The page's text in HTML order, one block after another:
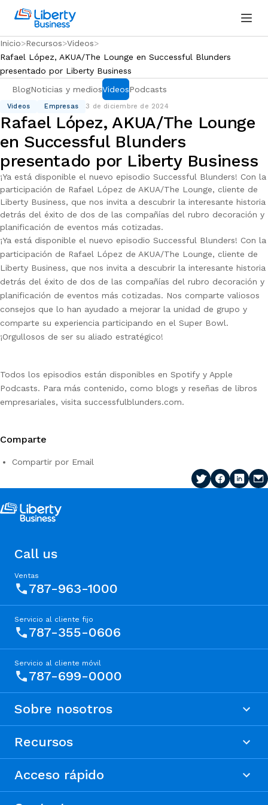
Inicio Recursos Videos
Rafael López, AKUA/The Lounge en Successful Blunders
presentado por Liberty Business
BlogNoticias y mediosVideosPodcasts
Videos Empresas 3 de diciembre de 2024
Rafael López, AKUA/The Lounge
en Successful Blunders
presentado por Liberty Business
¡Ya está disponible el nuevo episodio Successful Blunders! Con la
participación de Rafael López de AKUA/The Lounge, cliente de
Liberty Business, que nos invita a descubrir la interesante historia
detrás del éxito de dos de las compañías del rubro decoración y
planificación de eventos más cotizadas.
¡Ya está disponible el nuevo episodio Successful Blunders! Con la
participación de Rafael López de AKUA/The Lounge, cliente de
Liberty Business, que nos invita a descubrir la interesante historia
detrás del éxito de dos de las compañías del rubro decoración y
planificación de eventos más cotizadas. Nos comparte valiosos
consejos que lo han ayudado a mejorar la unidad de grupo y
comparte su experiencia participando en el Super Bowl.
¡Orgullosos de ser su aliado estratégico!
Todos los episodios están disponibles en Spotify y Apple
Podcasts. Para más contenido, como blogs y reseñas de libros
empresariales, visita successfulblunders.com.
Comparte
Compartir por Email
Sobre nosotros
Recursos
Acceso rápido
Call us
Ventas
787-963-1000
Servicio al cliente fijo
787-355-0606
Servicio al cliente móvil
787-699-0000